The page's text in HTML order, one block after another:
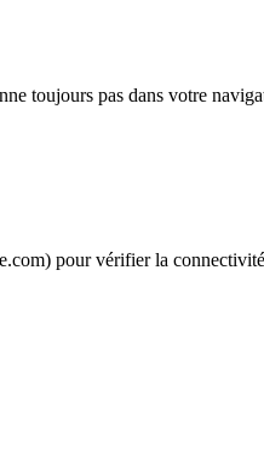
toujours pas dans votre
pour vérifier la